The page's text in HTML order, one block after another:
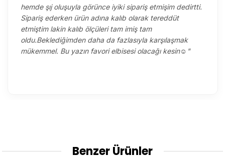
hemde şıj oluşuyla görünce iyiki sipariş etmişim dedirtti.
Sipariş ederken ürün adına kalıb olarak tereddüt
etmiştim lakin kalıb ölçüleri tam imiş tam
oldu.Beklediğimden daha da fazlasıyla karşılaşmak
mükemmel. Bu yazın favori elbisesi olacağı kesin☺️"
Benzer Ürünler